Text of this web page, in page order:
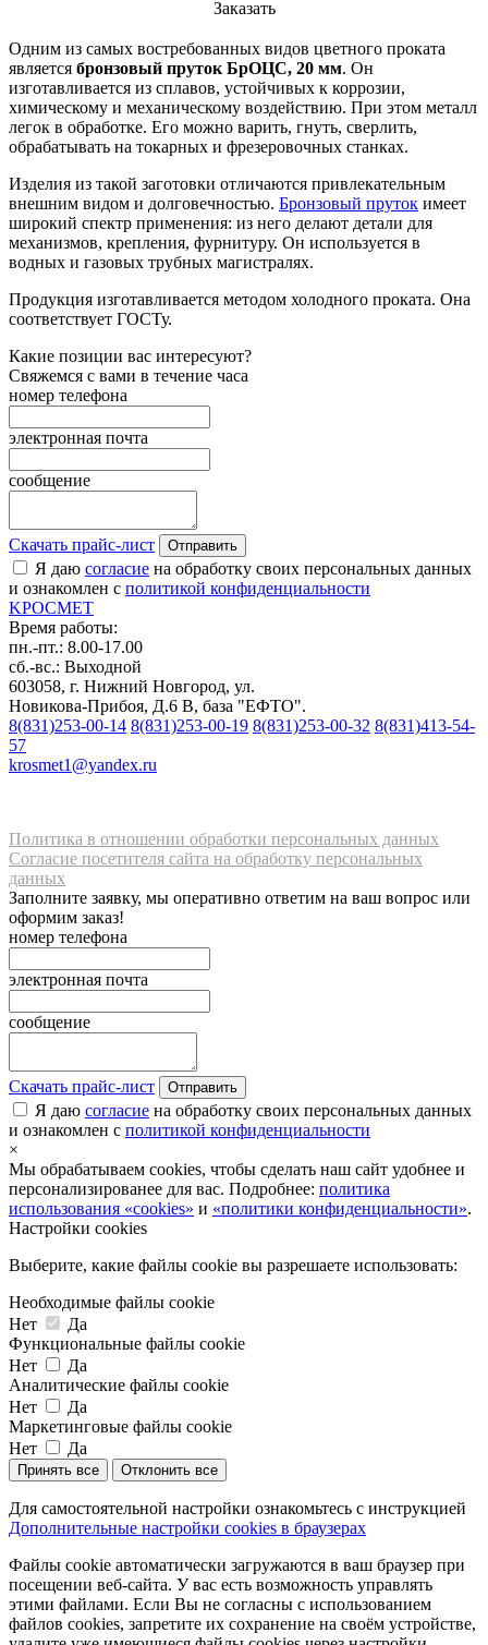
Заказать
Одним из самых востребованных видов цветного проката
является бронзовый пруток БрОЦС, 20 мм. Он
изготавливается из сплавов, устойчивых к коррозии,
химическому и механическому воздействию. При этом металл
легок в обработке. Его можно варить, гнуть, сверлить,
обрабатывать на токарных и фрезеровочных станках.
Изделия из такой заготовки отличаются привлекательным
внешним видом и долговечностью. Бронзовый пруток имеет
широкий спектр применения: из него делают детали для
механизмов, крепления, фурнитуру. Он используется в
водных и газовых трубных магистралях.
Продукция изготавливается методом холодного проката. Она
соответствует ГОСТу.
Какие позиции вас интересуют?
Свяжемся с вами в течение часа
номер телефона
электронная почта
сообщение
Скачать прайс-лист Отправить
Я даю согласие на обработку своих персональных данных
и ознакомлен с политикой конфиденциальности
KРОСМЕТ
Время работы:
пн.-пт.: 8.00-17.00
сб.-вс.: Выходной
603058, г. Нижний Новгород, ул.
Новикова-Прибоя, Д.6 В, база "ЕФТО".
8(831)253-00-14 8(831)253-00-19 8(831)253-00-32 8(831)413-54-
57
krosmet1@yandex.ru
Политика в отношении обработки персональных данных
Согласие посетителя сайта на обработку персональных
данных
Заполните заявку, мы оперативно ответим на ваш вопрос или
оформим заказ!
номер телефона
электронная почта
сообщение
Скачать прайс-лист Отправить
Я даю согласие на обработку своих персональных данных
и ознакомлен с политикой конфиденциальности
×
Мы обрабатываем cookies, чтобы сделать наш сайт удобнее и
персонализированее для вас. Подробнее: политика
использования «cookies» и «политики конфиденциальности».
Настройки cookies
Выберите, какие файлы cookie вы разрешаете использовать:
Необходимые файлы cookie
Нет
Да
Функциональные файлы cookie
Нет
Да
Аналитические файлы cookie
Нет
Да
Маркетинговые файлы cookie
Нет
Да
Принять все Отклонить все
Для самостоятельной настройки ознакомьтесь с инструкцией
Дополнительные настройки cookies в браузерах
Файлы cookie автоматически загружаются в ваш браузер при
посещении веб-сайта. У вас есть возможность управлять
этими файлами. Если Вы не согласны с использованием
файлов cookies, запретите их сохранение на своём устройстве,